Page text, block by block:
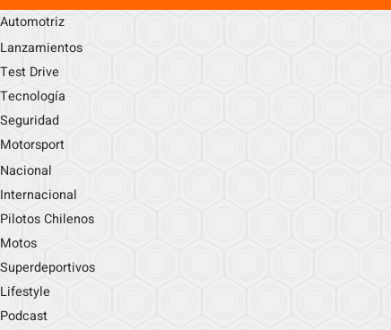
Automotriz
Lanzamientos
Test Drive
Tecnología
Seguridad
Motorsport
Nacional
Internacional
Pilotos Chilenos
Motos
Superdeportivos
Lifestyle
Podcast